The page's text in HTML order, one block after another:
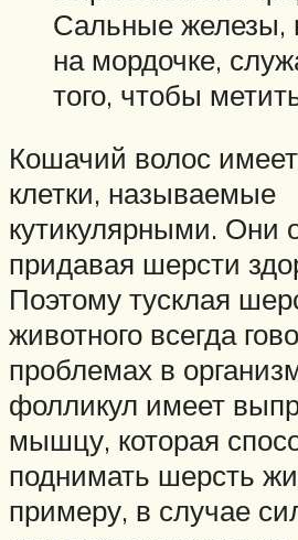
Сальные железы,
на мордочке,
того, чтобы
Кошачий волос
клетки, называемые
кутикулярными. Они
придавая шерсти
Поэтому тусклая
животного всегда
проблемах в
фолликул имеет
мышцу, которая
поднимать шерсть
примеру, в случае